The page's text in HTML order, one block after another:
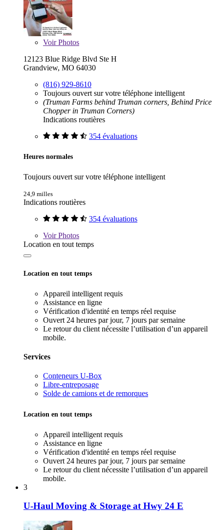
VoirPhotos
12123 Blue Ridge Blvd Ste H
Grandview, MO 64030
(816) 929-8610
Toujours ouvert sur votre téléphone intelligent
(Truman Farms behind Truman corners, Behind Price
Chopper in Truman Corners)
Indications routières
354 évaluations
Heures normales
Toujours ouvert sur votre téléphone intelligent
24,9 milles
Indications routières
354 évaluations
VoirPhotos
Location en tout temps
Location en tout temps
Appareil intelligent requis
Assistance en ligne
Vérification d'identité en temps réel requise
Ouvert 24 heures par jour, 7 jours par semaine
Le retour du client nécessite l’utilisation d’un appareil
mobile.
Services
Conteneurs U-Box
Libre-entreposage
Solde de camions et de remorques
Location en tout temps
Appareil intelligent requis
Assistance en ligne
Vérification d'identité en temps réel requise
Ouvert 24 heures par jour, 7 jours par semaine
Le retour du client nécessite l’utilisation d’un appareil
mobile.
3
U-Haul Moving & Storage at Hwy 24 E